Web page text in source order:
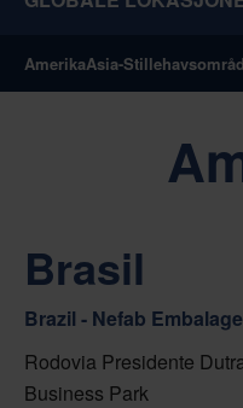
AmerikaAsia-
Brasil
Brazil - Nefab
Rodovia Presidente
Business Park